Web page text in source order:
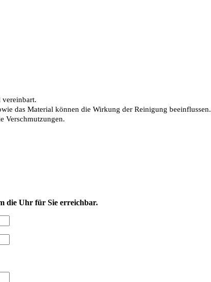
das Material können die Wirkung der Reinigung beeinflussen.
Verschmutzungen.
die Uhr für Sie erreichbar.